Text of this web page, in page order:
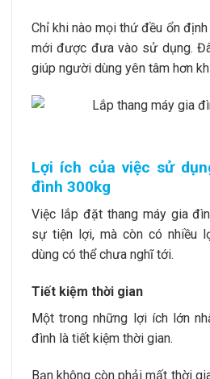
Chỉ khi nào mọi thứ đều ổn
mới được đưa vào sử dụng.
giúp người dùng yên tâm hơn
Lợi ích của việc sử
đình 300kg
Việc lắp đặt thang máy gia
sự tiện lợi, mà còn có nhiều
dùng có thể chưa nghĩ tới.
Tiết kiệm thời gian
Một trong những lợi ích lớn
đình là tiết kiệm thời gian.
Bạn không còn phải mất thời